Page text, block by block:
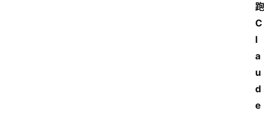
跑
C
l
a
u
d
e